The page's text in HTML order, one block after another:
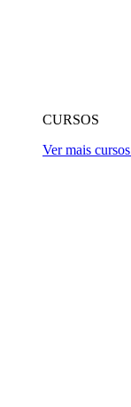
CURSOS
Ver mais